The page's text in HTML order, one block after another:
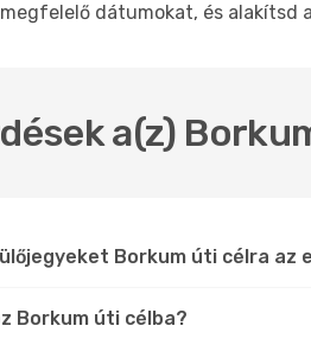
dátumokat, és
a(z)
Borkum úti célra az
Borkum úti célba?